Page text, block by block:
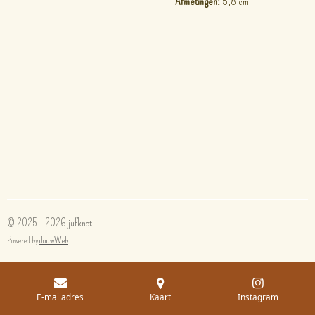
© 2025 - 2026 jufknot
Powered byJouwWeb
E-mailadres Kaart Instagram